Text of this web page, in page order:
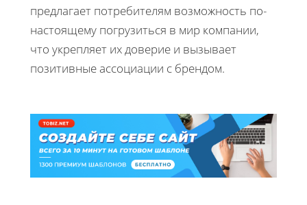
предлагает потребителям возможность по-
настоящему погрузиться в мир компании,
что укрепляет их доверие и вызывает
позитивные ассоциации с брендом.